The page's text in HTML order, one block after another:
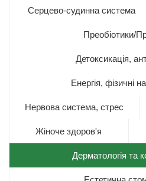
Серцево-судинна система
Преобіотики/
Детоксикація,
Енергія, фізичні
Нервова система, стрес
Жіноче здоров'я
Дерматологія та